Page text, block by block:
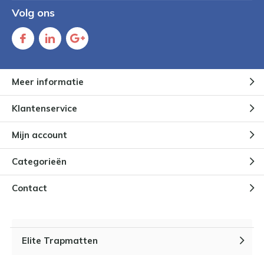
Volg ons
Meer informatie
Klantenservice
Mijn account
Categorieën
Contact
Elite Trapmatten